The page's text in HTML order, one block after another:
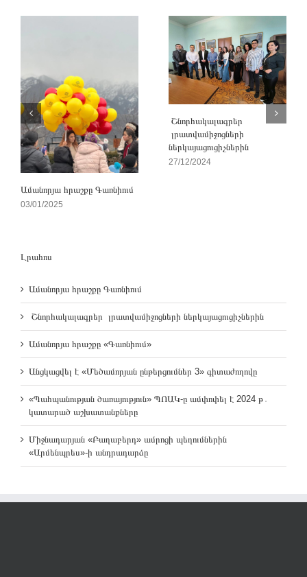
Ամանորյա հրաշքը Գառնիում
03/01/2025
Շնորհակալագրեր
լրատվամիջոցների
ներկայացուցիչներին
27/12/2024
Լրահոս
Ամանորյա հրաշքը Գառնիում
Շնորհակալագրեր լրատվամիջոցների ներկայացուցիչներին
Ամանորյա հրաշքը «Գառնիում»
Անցկացվել է «Մեծամորյան ընթերցումներ 3» գիտաժողովը
«Պահպանության ծառայություն» ՊՈԱԿ-ը ամփոփել է 2024 թ․
կատարած աշխատանքները
Միջնադարյան «Բաղաբերդ» ամրոցի պեղումներին
«Արմենպրես»-ի անդրադարձը